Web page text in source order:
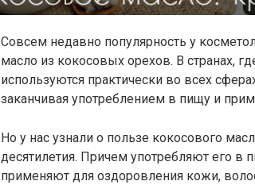
Совсем недавно популярность у
масло из кокосовых орехов. В странах,
используются практически во всех
заканчивая употреблением в пищу и
Но у нас узнали о пользе кокосового
десятилетия. Причем употребляют его в
применяют для оздоровления кожи,